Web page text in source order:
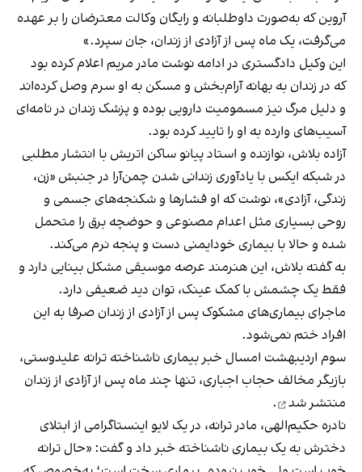
آروین که به‌صورت داوطلبانه و رایگان وکالت معترضان را بر عهده
می‌گرفت، یک‌ ماه پس از آزادی از زندان، جان سپرد.»
این وکیل دادگستری در ادامه نوشت مادر مریم اعلام کرده بود
که در زندان به بهانه آرام‌بخش و مسکن به او سرم وصل کرده‌اند
و دلیل مرگ نیز مسمومیت دارویی بوده و پزشک زندان در نامه‌ای
آسیب‌های وارده به او را تایید کرده بود.
آزاده بلاش، نوازنده و استاد پیانو ساکن اتریش با انتشار مطلبی
در شبکه ایکس با یادآوری زندانی شدن چمن‌آرا در جنبش «زن،
زندگی، آزادی»، نوشتکه او فشارها و شکنجه‌های جسمی و
روحی بسیاری مثل اعدام مصنوعی و حوضچه برق را متحمل
شده و حالا با بیماری خودایمنی دست و‌ پنجه نرم می‌کند.
به گفته بلاش، این هنرمند عرصه موسیقی مشکل بینایی دارد و
فقط یک چشمش با کمک عینک، توان دید ضعیفی دارد.
ماجرای بیماری‌های مشکوک پس از آزادی از زندان صرفا به این
افراد ختم نمی‌شود.
سوم اردیبهشت امسال خبر بیماری ناشناخته ترانه علیدوستی،
بازیگر مخالف حجاب اجباری، تنها چند ماه پس از آزادی از زندان
منتشر شد
.
نادره حکیم‌الهی، مادر ترانه، در یک لایو اینستاگرامی از ابتلای
دخترش به یک بیماری ناشناخته خبر داد و گفت: «حال ترانه